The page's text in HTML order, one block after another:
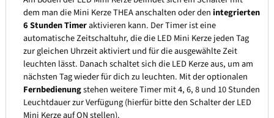
dem man die Mini Kerze THEA anschalten oder denintegrierten
6 Stunden Timeraktivieren kann. Der Timer ist eine
automatische Zeitschaltuhr, die die LED Mini Kerze jeden Tag
zur gleichen Uhrzeit aktiviert und für die ausgewählte Zeit
leuchten lässt. Danach schaltet sich die LED Kerze aus, um am
nächsten Tag wieder für dich zu leuchten. Mit der optionalen
Fernbedienungstehen weitere Timer mit 4, 6, 8 und 10 Stunden
Leuchtdauer zur Verfügung (hierfür bitte den Schalter der LED
Mini Kerze auf ON stellen).